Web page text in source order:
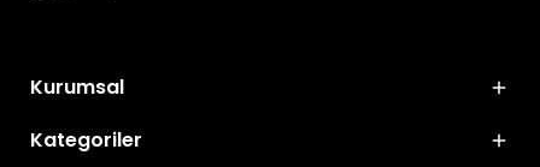
Kurumsal
Kategoriler